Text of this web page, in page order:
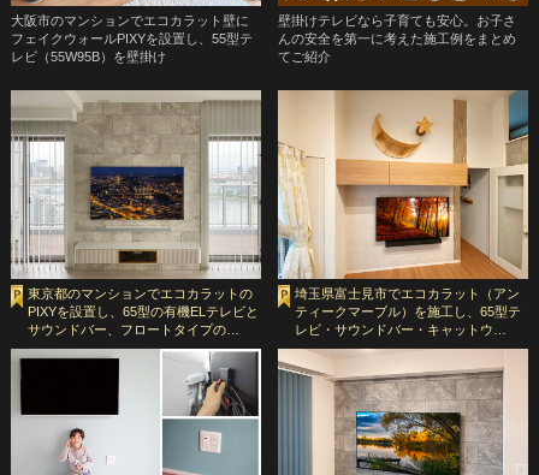
大阪市のマンションでエコカラット壁に
フェイクウォールPIXYを設置し、55型テ
レビ（55W95B）を壁掛け
壁掛けテレビなら子育ても安心。お子さ
んの安全を第一に考えた施工例をまとめ
てご紹介
東京都のマンションでエコカラットの
PIXYを設置し、65型の有機ELテレビと
サウンドバー、フロートタイプの…
埼玉県富士見市でエコカラット（アン
ティークマーブル）を施工し、65型テ
レビ・サウンドバー・キャットウ…